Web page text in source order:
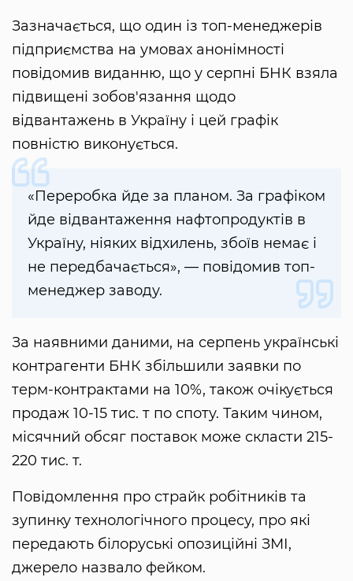
Зазначається, що один із топ-менеджерів
підприємства на умовах анонімності
повідомив виданню, що у серпні БНК взяла
підвищені зобов'язання щодо
відвантажень в Україну і цей графік
повністю виконується.
«Переробка йде за планом. За графіком
йде відвантаження нафтопродуктів в
Україну, ніяких відхилень, збоїв немає і
не передбачається», — повідомив топ-
менеджер заводу.
За наявними даними, на серпень українські
контрагенти БНК збільшили заявки по
терм-контрактами на 10%, також очікується
продаж 10-15 тис. т по споту. Таким чином,
місячний обсяг поставок може скласти 215-
220 тис. т.
Повідомлення про страйк робітників та
зупинку технологічного процесу, про які
передають білоруські опозиційні ЗМІ,
джерело назвало фейком.